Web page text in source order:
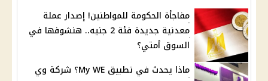
مفاجأة الحكومة للمواطنين! إصدار عملة
معدنية جديدة فئة 2 جنيه.. هنشوفها في
السوق أمتي؟
ماذا يحدث في تطبيق My WE؟ شركة وي